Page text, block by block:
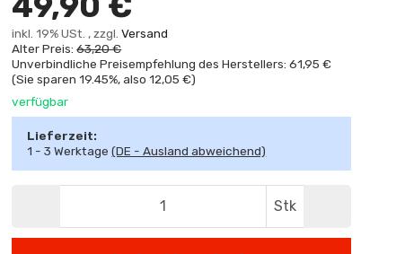
inkl. 19% USt. , zzgl.Versand
Alter Preis:63,20 €
Unverbindliche Preisempfehlung des Herstellers: 61,95 €
(Sie sparen19.45%, also12,05 €)
verfügbar
Lieferzeit:
1 - 3 Werktage(DE - Ausland abweichend)
Stk